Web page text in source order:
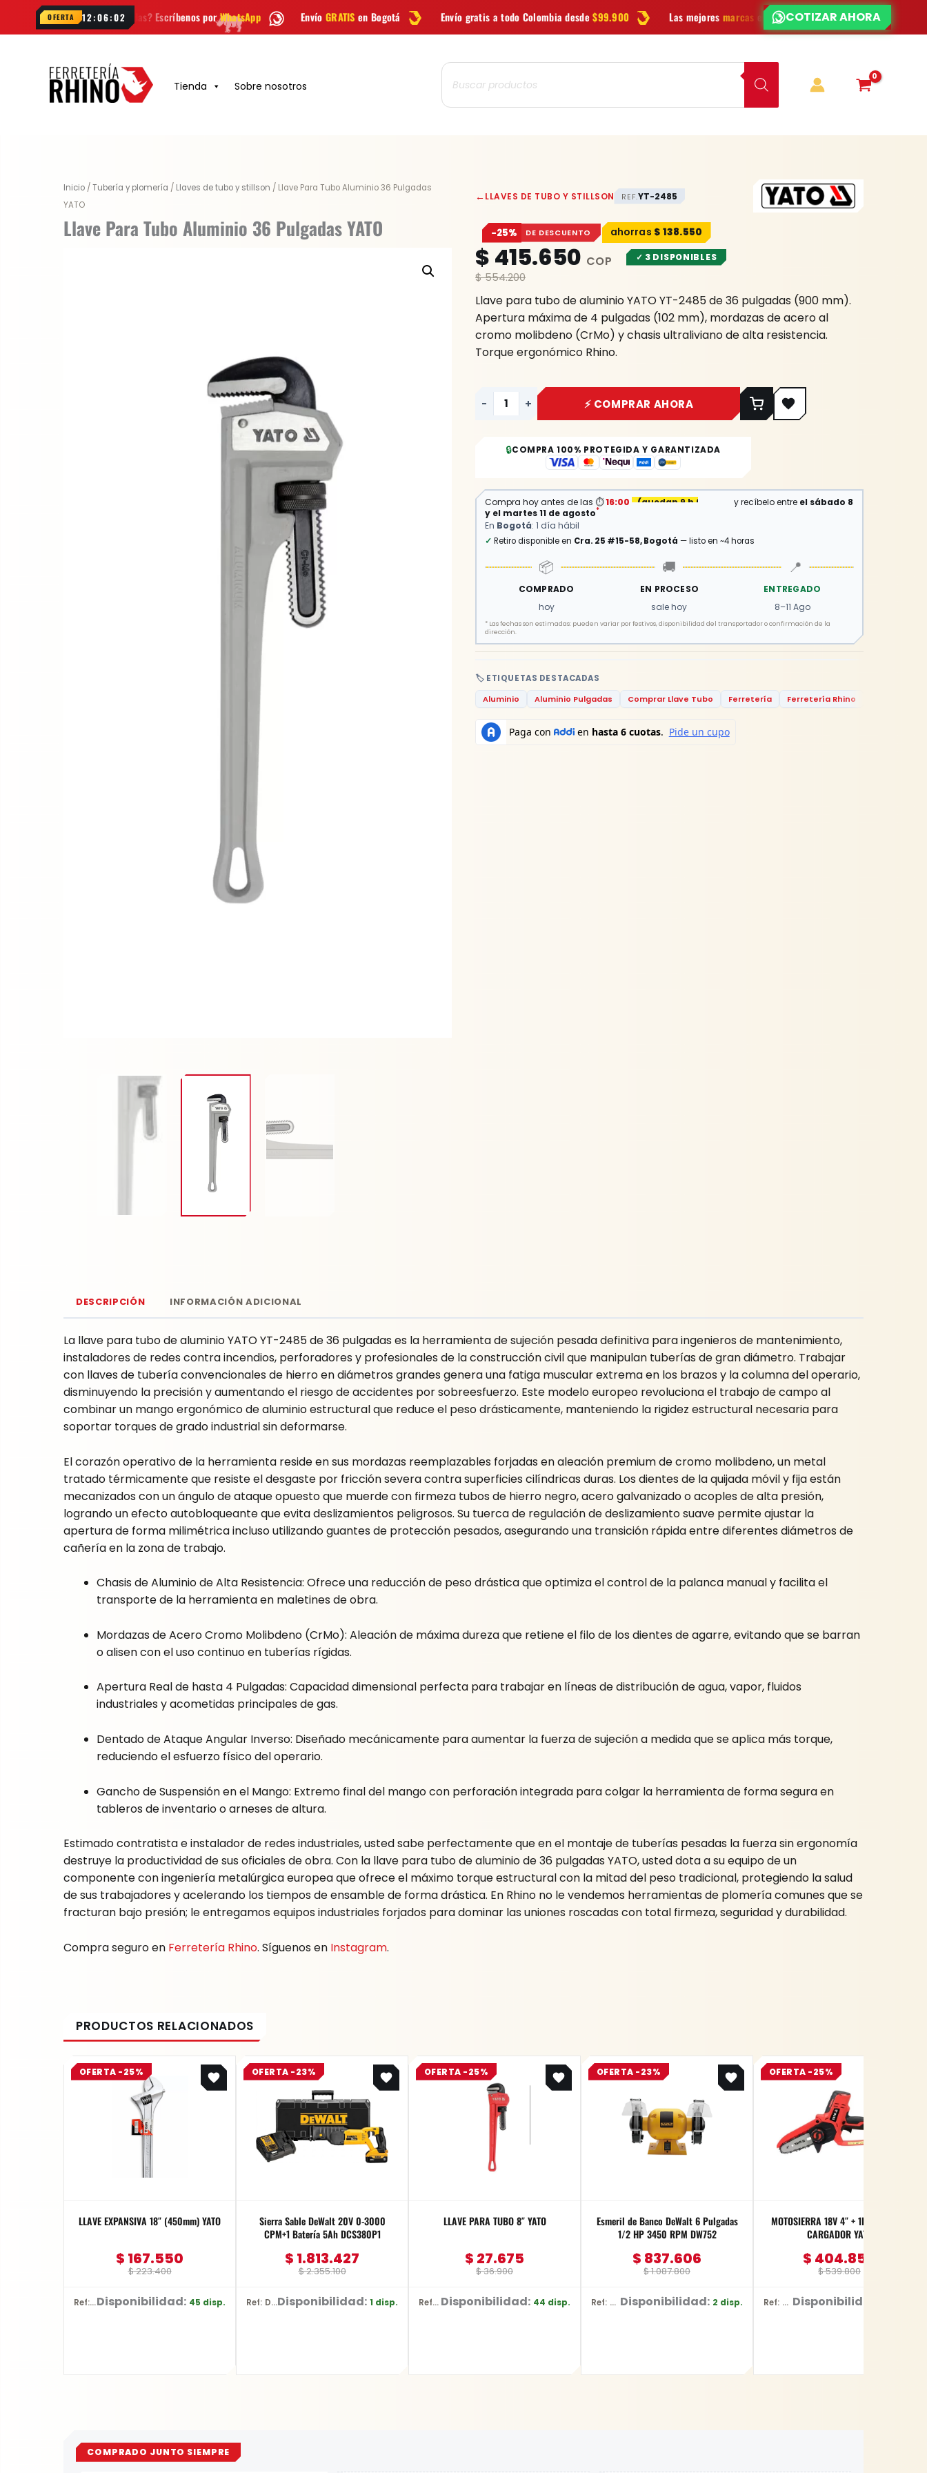
OFERTA 12:06:01
¿Dudas? Escríbenos porWhatsApp EnvíoGRATISen Bogotá Envío gratis a todo Colombia desde$99.900 Las mejoresmarcasen herramientas Ofertasy novedades cada semana
¿CHATEAMOS?
¿DUDAS?
Tienda Sobre nosotros
Búsqueda
de
productos
Inicio /Tubería y plomería / Llaves de tubo y stillson / Llave Para Tubo Aluminio 36 Pulgadas
YATO
Llave Para Tubo Aluminio 36 Pulgadas YATO
←LLAVES DE TUBO Y STILLSON REF.YT-2485
−25% DE DESCUENTO $ 138.550
$554.200
Original
price
was:
$ 554.200.
$ 415.650
Current
price
is:
$ 415.650.
✓ 3 DISPONIBLES
Llave para tubo de aluminio YATO YT-2485 de 36 pulgadas (900 mm).
Apertura máxima de 4 pulgadas (102 mm), mordazas de acero al
cromo molibdeno (CrMo) y chasis ultraliviano de alta resistencia.
Torque ergonómico Rhino.
Para
Tubo
Aluminio
36
Pulgadas
cantidad
- + ⚡ COMPRAR AHORA
🏷️ ETIQUETAS DESTACADAS
Aluminio
Aluminio Pulgadas Comprar Llave Tubo Ferretería Ferretería Rhino
🔒COMPRA 100% PROTEGIDA Y GARANTIZADA
Compra hoy antes de las ⏱16:00 (quedan 9 h 6 min y recíbelo entre el sábado 8
y el martes 11 de agosto*
En Bogotá: 1 día hábil
✓ Retiro disponible en Cra. 25 #15-58, Bogotá — listo en ~4 horas
📦
COMPRADO
hoy
🚚
EN PROCESO
sale hoy
📍
ENTREGADO
8–11 Ago
* Las fechas son estimadas: pueden variar por festivos, disponibilidad del transportador o confirmación de la
dirección.
DESCRIPCIÓN INFORMACIÓN ADICIONAL
La llave para tubo de aluminio YATO YT-2485 de 36 pulgadas es la herramienta de sujeción pesada definitiva para ingenieros de mantenimiento,
instaladores de redes contra incendios, perforadores y profesionales de la construcción civil que manipulan tuberías de gran diámetro. Trabajar
con llaves de tubería convencionales de hierro en diámetros grandes genera una fatiga muscular extrema en los brazos y la columna del operario,
disminuyendo la precisión y aumentando el riesgo de accidentes por sobreesfuerzo. Este modelo europeo revoluciona el trabajo de campo al
combinar un mango ergonómico de aluminio estructural que reduce el peso drásticamente, manteniendo la rigidez estructural necesaria para
soportar torques de grado industrial sin deformarse.
El corazón operativo de la herramienta reside en sus mordazas reemplazables forjadas en aleación premium de cromo molibdeno, un metal
tratado térmicamente que resiste el desgaste por fricción severa contra superficies cilíndricas duras. Los dientes de la quijada móvil y fija están
mecanizados con un ángulo de ataque opuesto que muerde con firmeza tubos de hierro negro, acero galvanizado o acoples de alta presión,
logrando un efecto autobloqueante que evita deslizamientos peligrosos. Su tuerca de regulación de deslizamiento suave permite ajustar la
apertura de forma milimétrica incluso utilizando guantes de protección pesados, asegurando una transición rápida entre diferentes diámetros de
cañería en la zona de trabajo.
Chasis de Aluminio de Alta Resistencia: Ofrece una reducción de peso drástica que optimiza el control de la palanca manual y facilita el
transporte de la herramienta en maletines de obra.
Mordazas de Acero Cromo Molibdeno (CrMo): Aleación de máxima dureza que retiene el filo de los dientes de agarre, evitando que se barran
o alisen con el uso continuo en tuberías rígidas.
Apertura Real de hasta 4 Pulgadas: Capacidad dimensional perfecta para trabajar en líneas de distribución de agua, vapor, fluidos
industriales y acometidas principales de gas.
Dentado de Ataque Angular Inverso: Diseñado mecánicamente para aumentar la fuerza de sujeción a medida que se aplica más torque,
reduciendo el esfuerzo físico del operario.
Gancho de Suspensión en el Mango: Extremo final del mango con perforación integrada para colgar la herramienta de forma segura en
tableros de inventario o arneses de altura.
Estimado contratista e instalador de redes industriales, usted sabe perfectamente que en el montaje de tuberías pesadas la fuerza sin ergonomía
destruye la productividad de sus oficiales de obra. Con la llave para tubo de aluminio de 36 pulgadas YATO, usted dota a su equipo de un
componente con ingeniería metalúrgica europea que ofrece el máximo torque estructural con la mitad del peso tradicional, protegiendo la salud
de sus trabajadores y acelerando los tiempos de ensamble de forma drástica. En Rhino no le vendemos herramientas de plomería comunes que se
fracturan bajo presión; le entregamos equipos industriales forjados para dominar las uniones roscadas con total firmeza, seguridad y durabilidad.
Compra seguro en Ferretería Rhino. Síguenos en Instagram.
OFERTA -25%
LLAVE EXPANSIVA 18″ (450mm) YATO
$223.400
Original
price
was:
$ 223.400.
$ 167.550
Current
price
is:
$ 167.550.
Ref: YT-2177Disponibilidad: 45 disp.
OFERTA -23%
Sierra Sable DeWalt 20V 0-3000
CPM+1 Batería 5Ah DCS380P1
$2.355.100
Original
price
was:
$ 2.355.100.
$ 1.813.427
Current
price
is:
$ 1.813.427.
Ref: DCS380P1Disponibilidad: 1 disp.
OFERTA -25%
LLAVE PARA TUBO 8″ YATO
$36.900
Original
price
was:
$ 36.900.
$ 27.675
Current
price
is:
$ 27.675.
Ref: YT-2487 Disponibilidad: 44 disp.
OFERTA -23%
Esmeril de Banco DeWalt 6 Pulgadas
1/2 HP 3450 RPM DW752
$1.087.800
Original
price
$ 1.087.800.
$ 837.606
Current
price
$ 837.606.
Ref: DW752/B3 Disponibilidad: 2 disp.
OFERTA -25%
MOTOSIERRA 18V 4″ + 1BAT 2AMP +
CARGADOR YATO
$539.800
Original
price
was:
$ 539.800.
$ 404.850
Current
price
is:
$ 404.850.
Ref: YT-828135 Disponibilidad:
COMPRADO JUNTO SIEMPRE